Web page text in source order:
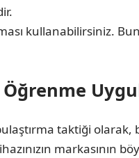
kullanabilirsiniz.
taktiği
markasının